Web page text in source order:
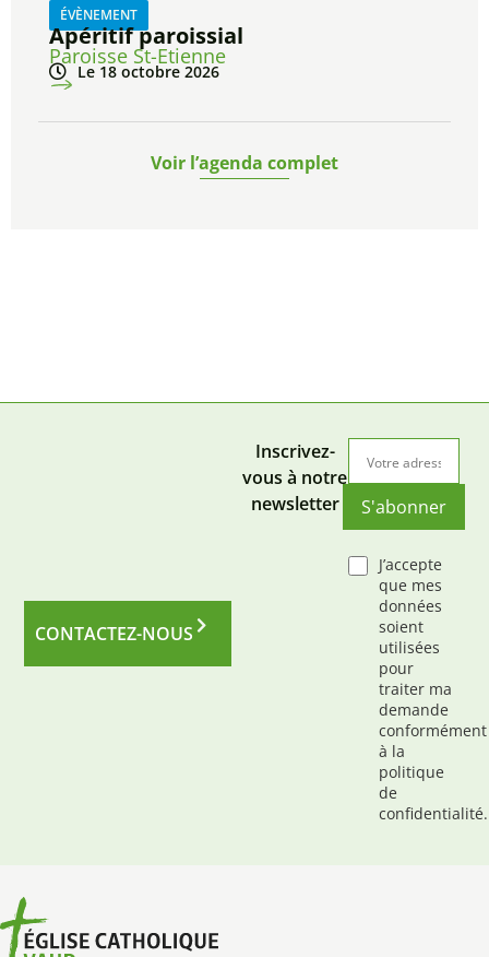
ÉVÈNEMENT
Apéritif paroissial
Paroisse St-Etienne
Le 18 octobre 2026
Voir l’agenda complet
CONTACTEZ-NOUS
Inscrivez-
vous à notre
newsletter
S'abonner
J’accepte
que mes
données
soient
utilisées
pour
traiter ma
demande
conformément
à la
politique
de
confidentialité.